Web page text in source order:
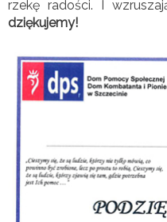
rzekę radości. I
dziękujemy!